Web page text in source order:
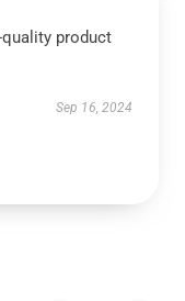
product
Sep 16, 2024